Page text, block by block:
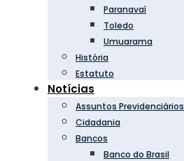
Paranavaí
Toledo
Umuarama
História
Estatuto
Notícias
Assuntos Previdenciários
Cidadania
Bancos
Banco do Brasil